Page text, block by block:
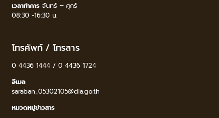
เวลาทำการ จันทร์ – ศุกร์
08:30 -16:30 น.
โทรศัพท์ / โทรสาร
0 4436 1444 / 0 4436 1724
อีเมล
saraban_05302105@dla.go.th
หมวดหมู่ข่าวสาร